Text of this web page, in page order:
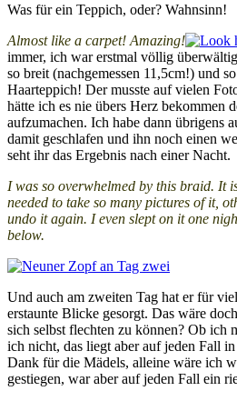
Was für ein Teppich, oder? Wahnsinn!
Almost like a carpet! Amazing!
immer, ich war erstmal völlig
so breit (nachgemessen 11,5cm!) und
Haarteppich! Der musste auf vielen
hätte ich es nie übers Herz bekommen
aufzumachen. Ich habe dann übrigens
damit geschlafen und ihn noch einen
seht ihr das Ergebnis nach einer Nacht.
I was so overwhelmed by this braid. It
needed to take so many pictures of it,
undo it again. I even slept on it one
below.
Und auch am zweiten Tag hat er für
erstaunte Blicke gesorgt. Das wäre
sich selbst flechten zu können? Ob ich
ich nicht, das liegt aber auf jeden Fall
Dank für die Mädels, alleine wäre ich
gestiegen, war aber auf jeden Fall ein